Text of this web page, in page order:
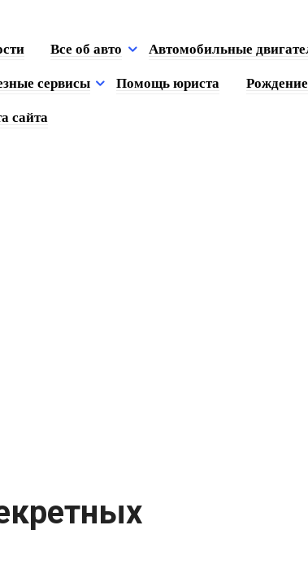
Все об авто Автомобильные
сервисы Помощь юриста
сайта